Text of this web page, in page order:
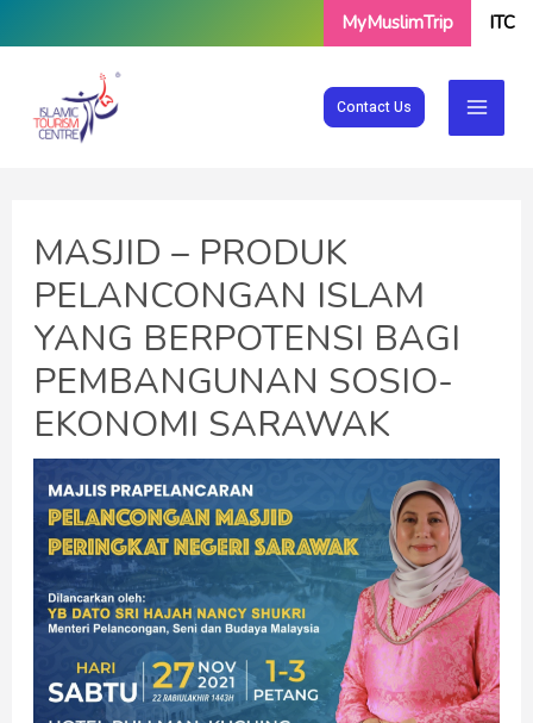
content
MyMuslimTrip ITC
Contact Us
MASJID – PRODUK
PELANCONGAN ISLAM
YANG BERPOTENSI BAGI
PEMBANGUNAN SOSIO-
EKONOMI SARAWAK